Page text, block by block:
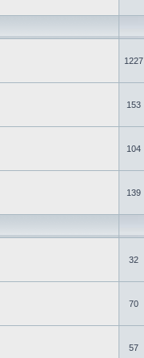
1227
153
104
139
32
70
57